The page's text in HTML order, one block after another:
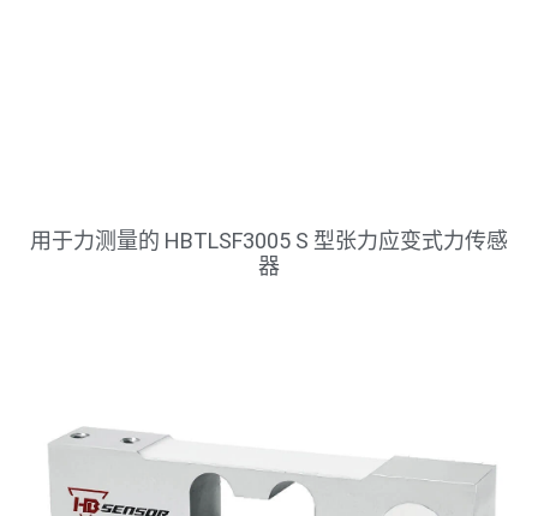
用于力测量的 HBTLSF3005 S 型张力应变式力传感
器